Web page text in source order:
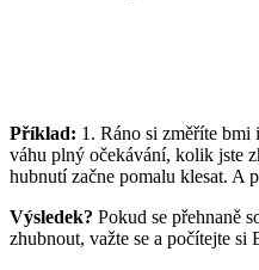
Příklad: 1. Ráno si změříte bmi
váhu plný očekávání, kolik jste
hubnutí začne pomalu klesat. A
Výsledek? Pokud se přehnaně
zhubnout, važte se a počítejte